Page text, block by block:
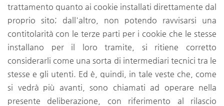
trattamento quanto ai cookie installati direttamente dal
proprio sito; dall'altro, non potendo ravvisarsi una
contitolarità con le terze parti per i cookie che le stesse
installano per il loro tramite, si ritiene corretto
considerarli come una sorta di intermediari tecnici tra le
stesse e gli utenti. Ed è, quindi, in tale veste che, come
si vedrà più avanti, sono chiamati ad operare nella
presente deliberazione, con riferimento al rilascio